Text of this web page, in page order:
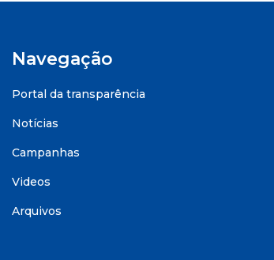
Navegação
Portal da transparência
Notícias
Campanhas
Videos
Arquivos